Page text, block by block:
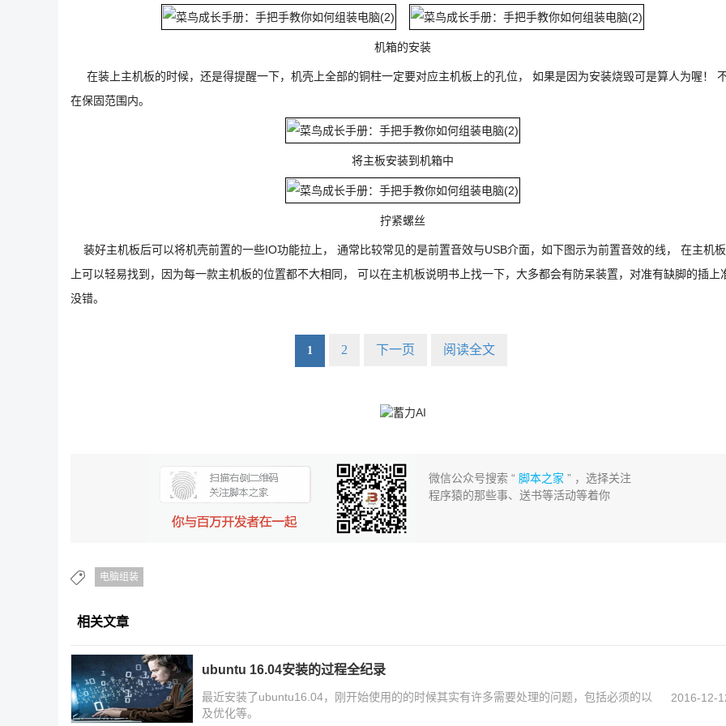
机箱的安装
在装上主机板的时候，还是得提醒一下，机壳上全部的铜柱一定要对应主机板上的孔位， 如果是因为安装烧毁可是算人为喔！
在保固范围内。
将主板安装到机箱中
拧紧螺丝
装好主机板后可以将机壳前置的一些IO功能拉上， 通常比较常见的是前置音效与USB介面，如下图示为前置音效的线， 在主机板
上可以轻易找到，因为每一款主机板的位置都不大相同， 可以在主机板说明书上找一下，大多都会有防呆装置，对准有缺脚的插上
没错。
1 2 下一页 阅读全文
微信公众号搜索 “ 脚本之家 ” ，选择关注
程序猿的那些事、送书等活动等着你
电脑组装
相关文章
ubuntu 16.04安装的过程全纪录
最近安装了ubuntu16.04，刚开始使用的的时候其实有许多需要处理的问题，包括必须的以
及优化等。
2016-12-